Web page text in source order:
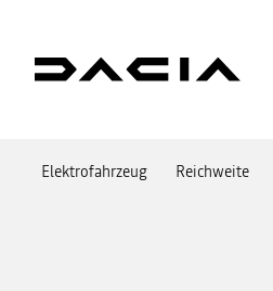
Elektrofahrzeug Reichweite